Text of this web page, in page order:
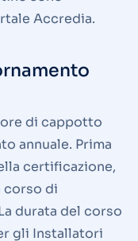
Accredia.
di cappotto
annuale. Prima
certificazione,
corso di
durata del corso
gli Installatori